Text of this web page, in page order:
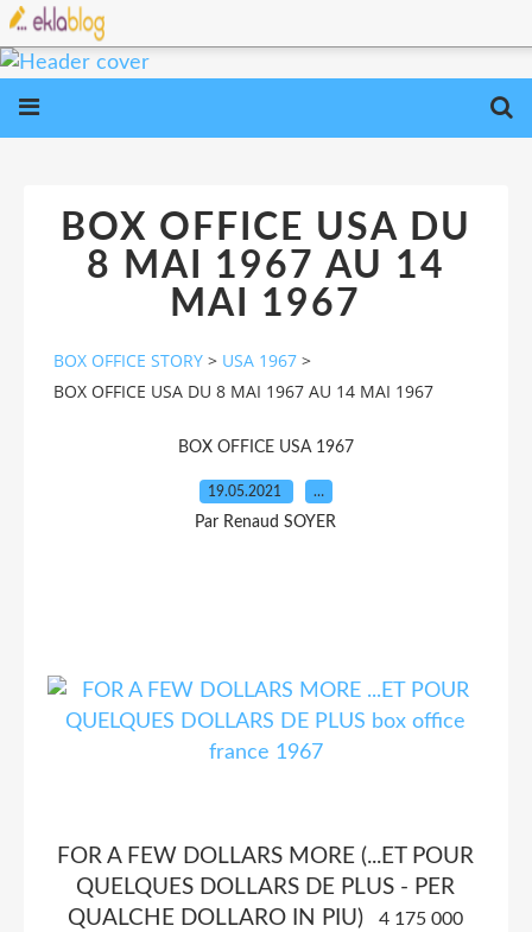
BOX OFFICE USA DU
8 MAI 1967 AU 14
MAI 1967
BOX OFFICE STORY > USA 1967 >
BOX OFFICE USA DU 8 MAI 1967 AU 14 MAI 1967
BOX OFFICE USA 1967
19.05.2021 …
Par Renaud SOYER
FOR A FEW DOLLARS MORE (...ET POUR
QUELQUES DOLLARS DE PLUS - PER
QUALCHE DOLLARO IN PIU)
4 175 000